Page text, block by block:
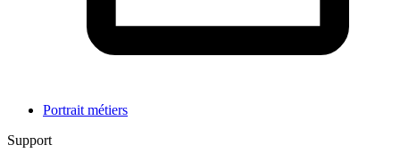
Portrait métiers
Support